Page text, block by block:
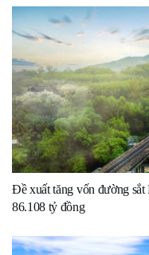
Đề xuất tăng vốn đường
86.108 tỷ đồng